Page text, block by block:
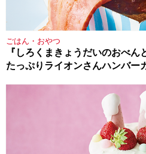
ごはん・おやつ
『しろくまきょうだいのおべ
たっぷりライオンさんハンバー